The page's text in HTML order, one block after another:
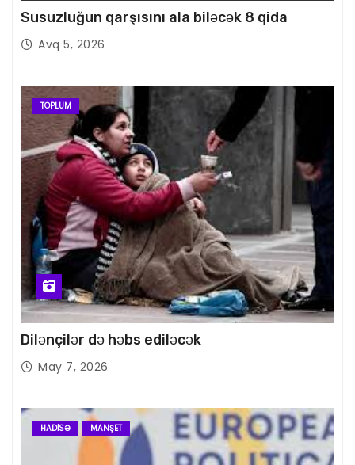
Susuzluğun qarşısını ala biləcək 8 qida
Avq 5, 2026
TOPLUM
Dilənçilər də həbs ediləcək
May 7, 2026
HADISƏ MANŞET